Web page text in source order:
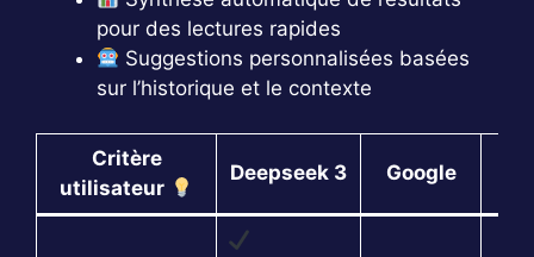
pour des lectures rapides
Suggestions personnalisées basées
sur l’historique et le contexte
Critère
utilisateur
Deepseek 3 Google